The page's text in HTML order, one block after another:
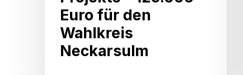
Euro
164
Projekte
Euro für den
Wahlkreis
Neckarsulm